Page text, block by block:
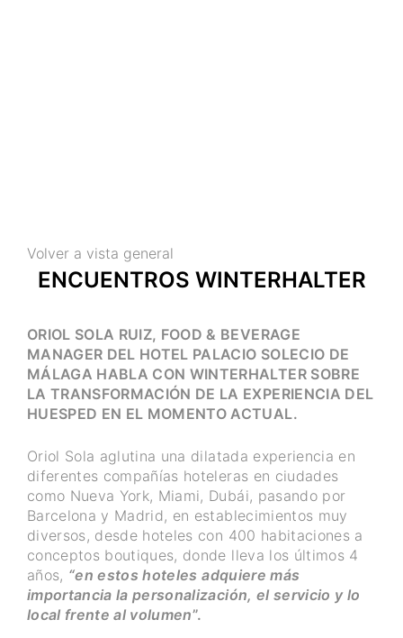
Volver a vista general
ENCUENTROS WINTERHALTER
ORIOL SOLA RUIZ, FOOD & BEVERAGE
MANAGER DEL HOTEL PALACIO SOLECIO DE
MÁLAGA HABLA CON WINTERHALTER SOBRE
LA TRANSFORMACIÓN DE LA EXPERIENCIA DEL
HUESPED EN EL MOMENTO ACTUAL.
Oriol Sola aglutina una dilatada experiencia en
diferentes compañías hoteleras en ciudades
como Nueva York, Miami, Dubái, pasando por
Barcelona y Madrid, en establecimientos muy
diversos, desde hoteles con 400 habitaciones a
conceptos boutiques, donde lleva los últimos 4
años, “en estos hoteles adquiere más
importancia la personalización, el servicio y lo
local frente al volumen”.